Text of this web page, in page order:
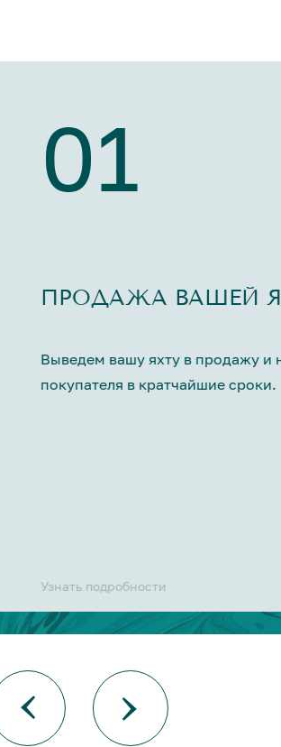
01
ПРОДАЖА ВАШЕЙ
Выведем вашу яхту в продажу и
покупателя в кратчайшие сроки.
Узнать подробности